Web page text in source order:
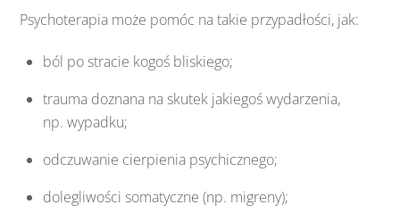
Psychoterapia może pomóc na takie przypadłości, jak:
ból po stracie kogoś bliskiego;
trauma doznana na skutek jakiegoś wydarzenia,
np. wypadku;
odczuwanie cierpienia psychicznego;
dolegliwości somatyczne (np. migreny);